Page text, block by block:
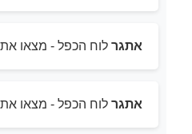
אתגר לוח הכפל - מצאו את
אתגר לוח הכפל - מצאו את